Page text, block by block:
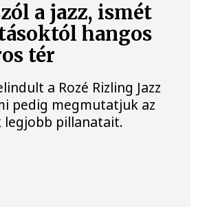
a jazz, ismét
hangos
tér
a Rozé Rizling Jazz
pedig megmutatjuk az
legjobb pillanatait.